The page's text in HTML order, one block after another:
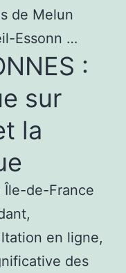
de Melun
Essonn …
:
sur
la
de-France
en ligne,
des